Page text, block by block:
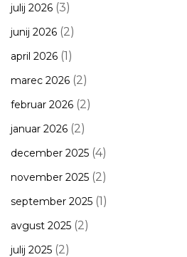
julij 2026 (3)
junij 2026 (2)
april 2026 (1)
marec 2026 (2)
februar 2026 (2)
januar 2026 (2)
december 2025 (4)
november 2025 (2)
september 2025 (1)
avgust 2025 (2)
julij 2025 (2)